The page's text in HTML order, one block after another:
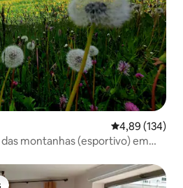
4,89 de uma
4,89 (134)
montanhas (esportivo) em